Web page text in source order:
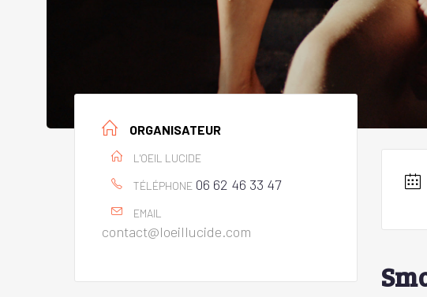
ORGANISATEUR
L'OEIL LUCIDE
TÉLÉPHONE 06 62 46 33 47
EMAIL
contact@loeillucide.com